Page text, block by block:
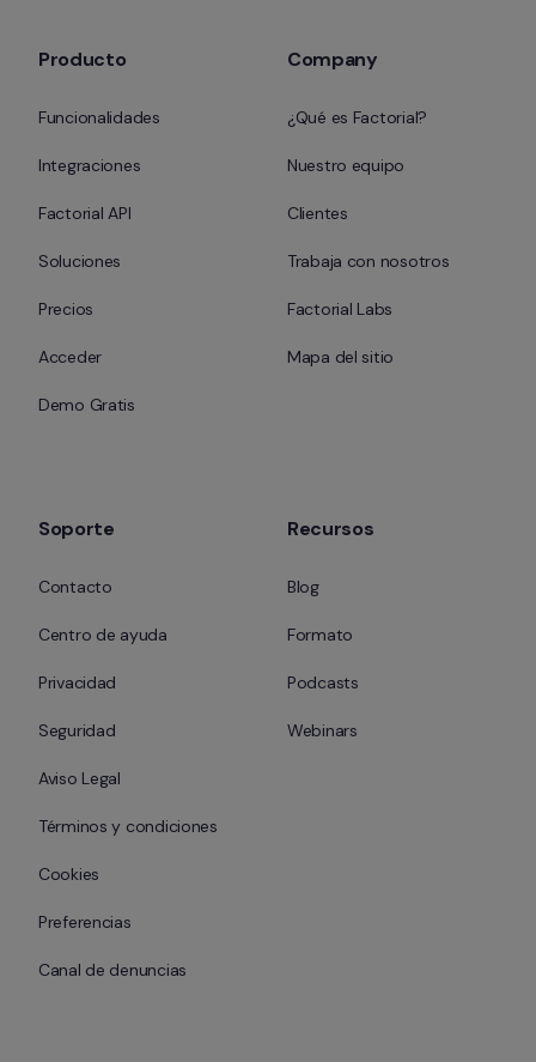
Producto
Funcionalidades
Integraciones
Factorial API
Soluciones
Precios
Acceder
Demo Gratis
Company
¿Qué es Factorial?
Nuestro equipo
Clientes
Trabaja con nosotros
Factorial Labs
Mapa del sitio
Soporte
Contacto
Centro de ayuda
Privacidad
Seguridad
Aviso Legal
Términos y condiciones
Cookies
Preferencias
Canal de denuncias
Recursos
Blog
Formato
Podcasts
Webinars